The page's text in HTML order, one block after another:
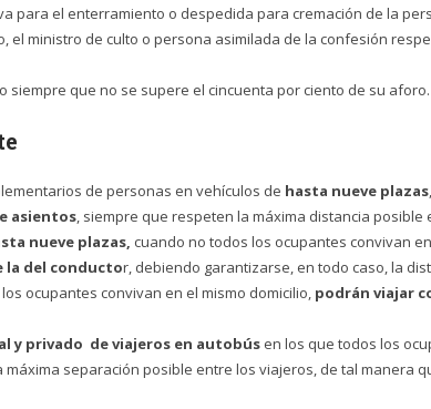
para el enterramiento o despedida para cremación de la
el ministro de culto o persona asimilada de la confesión
siempre que no se supere el cincuenta por ciento de su aforo.
de personas en vehículos de hasta nueve plazas
asientos, siempre que respeten la máxima distancia posible
nueve plazas, cuando no todos los ocupantes convivan
la del conductor, debiendo garantizarse, en todo caso, la
ocupantes convivan en el mismo domicilio, podrán viajar
y privado de viajeros en autobús en los que todos los
separación posible entre los viajeros, de tal manera